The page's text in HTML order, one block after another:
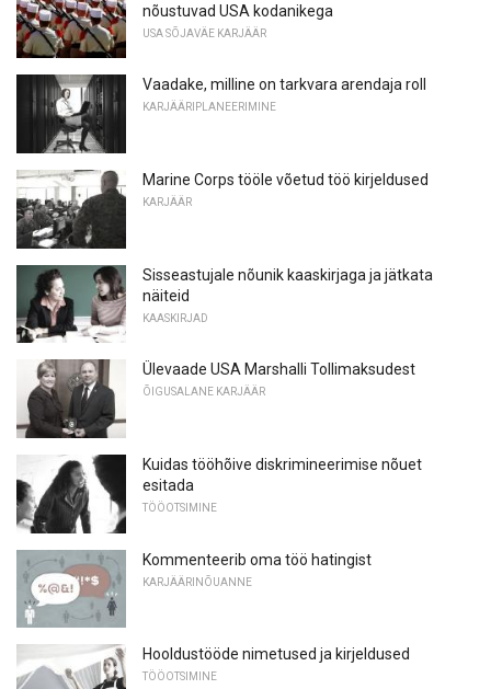
nõustuvad USA kodanikega
USA SÕJAVÄE KARJÄÄR
Vaadake, milline on tarkvara arendaja roll
KARJÄÄRIPLANEERIMINE
Marine Corps tööle võetud töö kirjeldused
KARJÄÄR
Sisseastujale nõunik kaaskirjaga ja jätkata
näiteid
KAASKIRJAD
Ülevaade USA Marshalli Tollimaksudest
ÕIGUSALANE KARJÄÄR
Kuidas tööhõive diskrimineerimise nõuet
esitada
TÖÖOTSIMINE
Kommenteerib oma töö hatingist
KARJÄÄRINÕUANNE
Hooldustööde nimetused ja kirjeldused
TÖÖOTSIMINE